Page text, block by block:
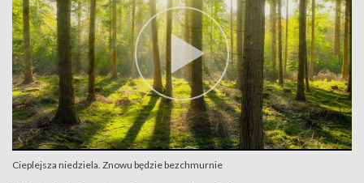
Cieplejsza niedziela. Znowu będzie bezchmurnie